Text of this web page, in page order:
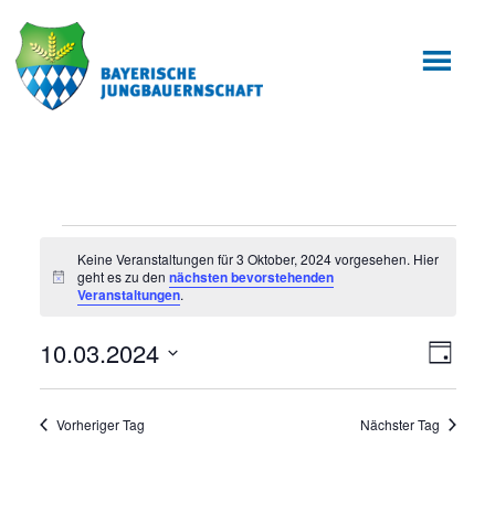
Inhalt
springen
Fußzeile
springen
Veranstaltungen
für
Oktober,
2024
Hinweis
Keine Veranstaltungen für 3 Oktober, 2024 vorgesehen. Hier
geht es zu dennächsten bevorstehenden
Veranstaltungen.
Tag
10.03.2024
Vorheriger Tag
Nächster Tag